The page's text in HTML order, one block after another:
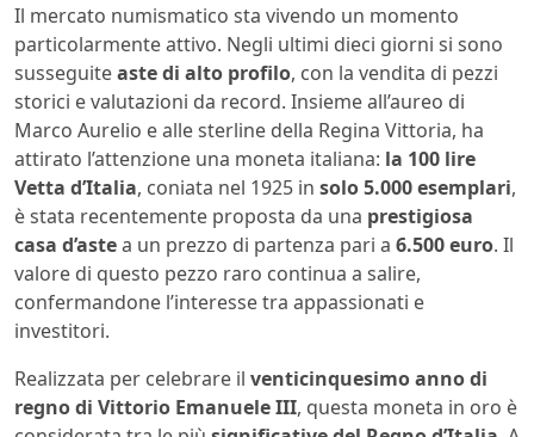
Il mercato numismatico sta vivendo un momento
particolarmente attivo. Negli ultimi dieci giorni si sono
susseguiteaste di alto profilo, con la vendita di pezzi
storici e valutazioni da record. Insieme all’aureo di
Marco Aurelio e alle sterline della Regina Vittoria, ha
attirato l’attenzione una moneta italiana: la 100 lire
Vetta d’Italia, coniata nel 1925 in solo 5.000 esemplari,
è stata recentemente proposta da una prestigiosa
casa d’astea un prezzo di partenza pari a 6.500 euro. Il
valore di questo pezzo raro continua a salire,
confermandone l’interesse tra appassionati e
investitori.
Realizzata per celebrare il venticinquesimo anno di
regno di Vittorio Emanuele III, questa moneta in oro è